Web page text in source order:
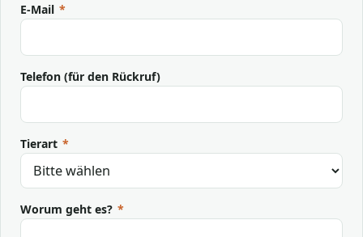
E-Mail *
Telefon (für den Rückruf)
Tierart *
Worum geht es? *